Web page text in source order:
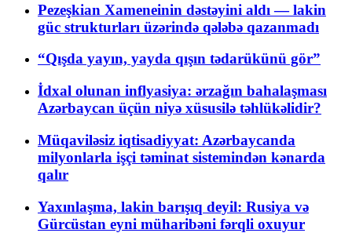
Pezeşkian Xameneinin dəstəyini aldı — lakin
güc strukturları üzərində qələbə qazanmadı
“Qışda yayın, yayda qışın tədarükünü gör”
İdxal olunan inflyasiya: ərzağın bahalaşması
Azərbaycan üçün niyə xüsusilə təhlükəlidir?
Müqaviləsiz iqtisadiyyat: Azərbaycanda
milyonlarla işçi təminat sistemindən kənarda
qalır
Yaxınlaşma, lakin barışıq deyil: Rusiya və
Gürcüstan eyni müharibəni fərqli oxuyur